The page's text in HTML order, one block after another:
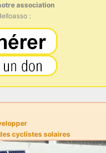
association
:
cyclistes solaires